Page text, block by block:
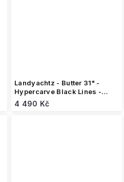
Landyachtz - Butter 31" -
Hypercarve Black Lines -
surfskate
4 490 Kč